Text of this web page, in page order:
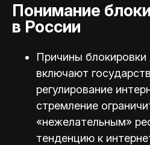
Понимание
в России
Причины
включают
регулирование
стремление
«нежелательным»
тенденцию к